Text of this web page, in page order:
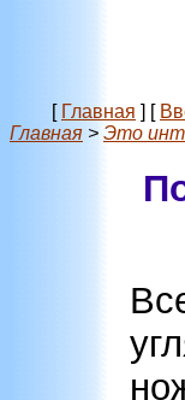
[ Главная ] [
Главная > Это